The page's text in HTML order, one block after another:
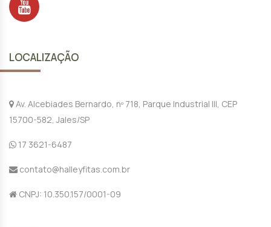
LOCALIZAÇÃO
Av. Alcebiades Bernardo, nº 718, Parque Industrial III, CEP
15700-582, Jales/SP
17 3621-6487
contato@halleyfitas.com.br
CNPJ: 10.350.157/0001-09